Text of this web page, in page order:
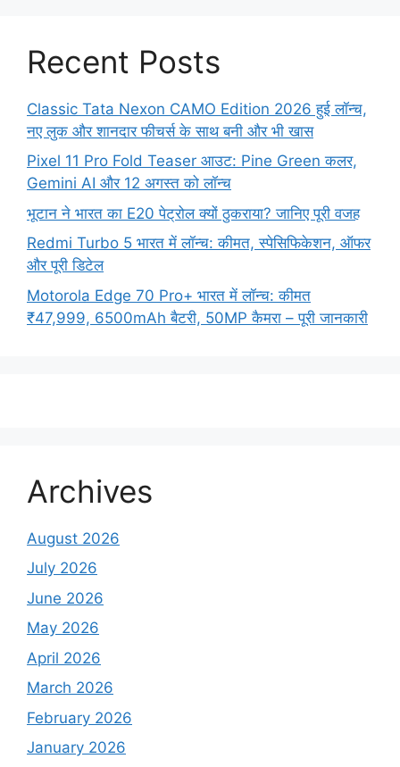
Recent Posts
Classic Tata Nexon CAMO Edition 2026 हुई लॉन्च,
नए लुक और शानदार फीचर्स के साथ बनी और भी खास
Pixel 11 Pro Fold Teaser आउट: Pine Green कलर,
Gemini AI और 12 अगस्त को लॉन्च
भूटान ने भारत का E20 पेट्रोल क्यों ठुकराया? जानिए पूरी वजह
Redmi Turbo 5 भारत में लॉन्च: कीमत, स्पेसिफिकेशन, ऑफर
और पूरी डिटेल
Motorola Edge 70 Pro+ भारत में लॉन्च: कीमत
₹47,999, 6500mAh बैटरी, 50MP कैमरा – पूरी जानकारी
Archives
August 2026
July 2026
June 2026
May 2026
April 2026
March 2026
February 2026
January 2026